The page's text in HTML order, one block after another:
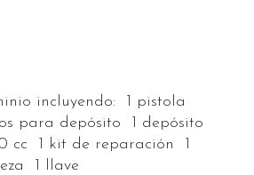
incluyendo:  1 pistola
para depósito  1 depósito
 1 kit de reparación  1
 1 llave